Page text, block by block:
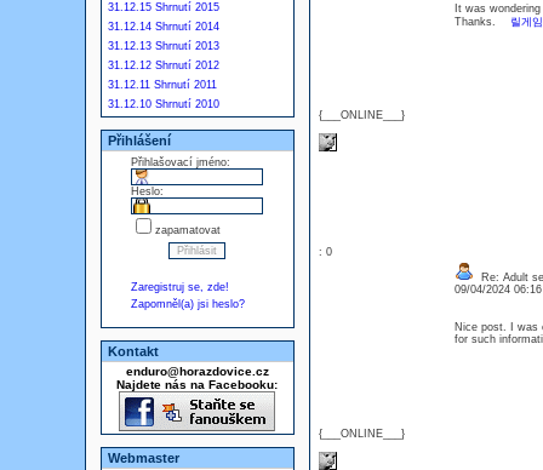
31.12.15 Shrnutí 2015
31.12.14 Shrnutí 2014
31.12.13 Shrnutí 2013
31.12.12 Shrnutí 2012
31.12.11 Shrnutí 2011
31.12.10 Shrnutí 2010
Přihlášení
Přihlašovací jméno:
Heslo:
zapamatovat
Zaregistruj se, zde!
Zapomněl(a) jsi heslo?
Kontakt
enduro@horazdovice.cz
Najdete nás na Facebooku:
Webmaster
{___ONLINE___}
It was
Thanks.
릴게
: 0
{___ONLINE___}
Re: Adult
09/04/2024
Nice post. I was
for such